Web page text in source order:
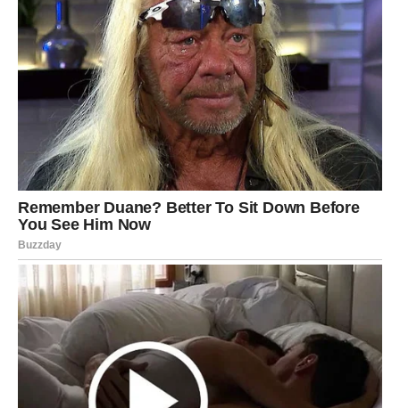
koja će ih osvojiti već pri prvom susretu.
Na poslovnom planu dolazi period uspeha i novih
mogućnosti. Jedna vest ili poziv mogli bi potpuno
promeniti njihov život. Novac koji su dugo čekali konačno
dolazi, a sa njim i osećaj sigurnosti.
Najlepše od svega jeste to što će Ovnovi ponovo verovati
u sreću.
DEVICA – STIŽE PERIOD U
KOJEM ĆE IM SE OSTVARITI
ŽELJA KOJU SU GOTOVO
ZABORAVILI
Device su znak koji često daje mnogo više nego što